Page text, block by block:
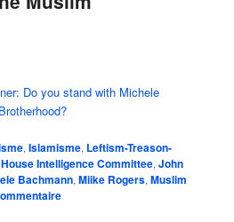
Do you stand with Michele
,Islamisme, Leftism-Treason-
House Intelligence Committee,John
Bachmann,Miike Rogers,Muslim